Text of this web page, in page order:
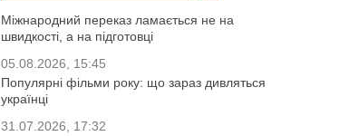
Міжнародний переказ ламається не на
швидкості, а на підготовці
05.08.2026, 15:45
Популярні фільми року: що зараз дивляться
українці
31.07.2026, 17:32